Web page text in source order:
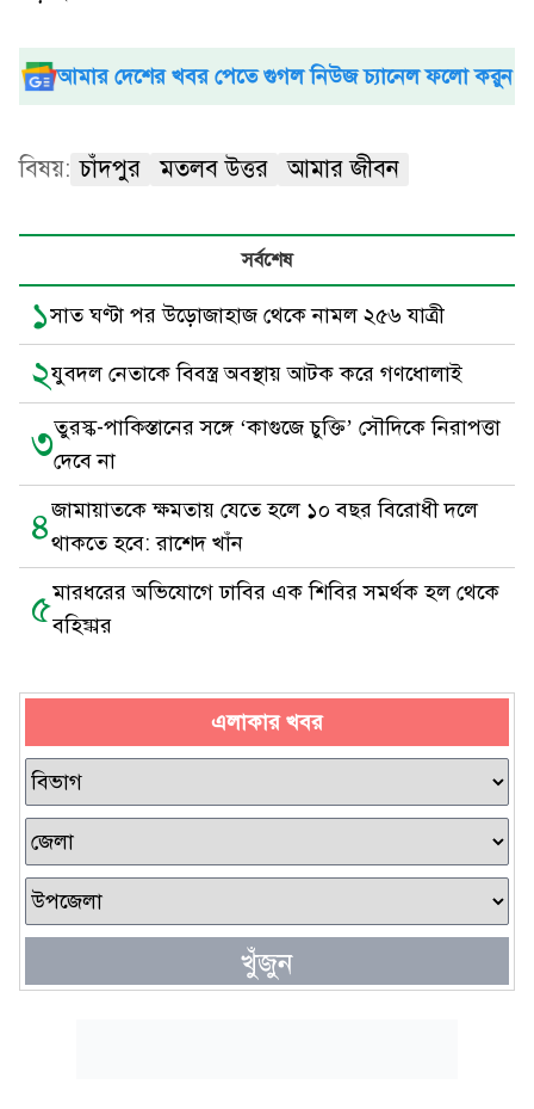
আমার দেশের খবর পেতে গুগল নিউজ চ্যানেল ফলো করুন
বিষয়: চাঁদপুর মতলব উত্তর আমার জীবন
সর্বশেষ
১সাত ঘণ্টা পর উড়োজাহাজ থেকে নামল ২৫৬ যাত্রী
২যুবদল নেতাকে বিবস্ত্র অবস্থায় আটক করে গণধোলাই
৩তুরস্ক-পাকিস্তানের সঙ্গে ‘কাগুজে চুক্তি’ সৌদিকে নিরাপত্তা
দেবে না
৪জামায়াতকে ক্ষমতায় যেতে হলে ১০ বছর বিরোধী দলে
থাকতে হবে: রাশেদ খাঁন
৫মারধরের অভিযোগে ঢাবির এক শিবির সমর্থক হল থেকে
বহিষ্কার
এলাকার খবর
খুঁজুন